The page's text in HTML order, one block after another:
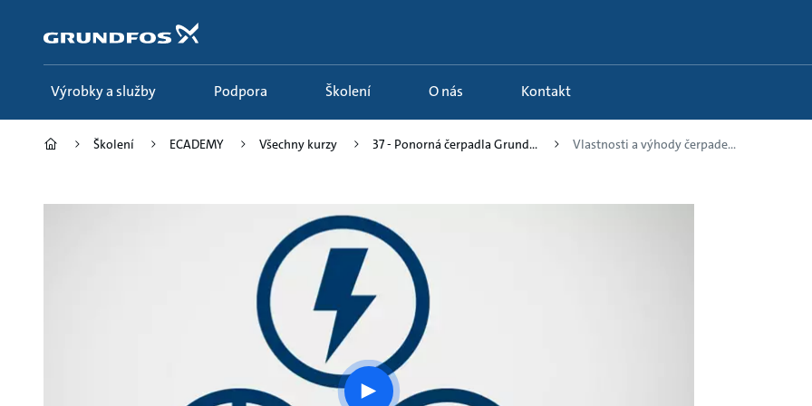
Výrobky a služby Podpora Školení O nás Kontakt
Školení ECADEMY Všechny kurzy 37 - Ponorná čerpadla Grund... Vlastnosti a výhody čerpade...
Play